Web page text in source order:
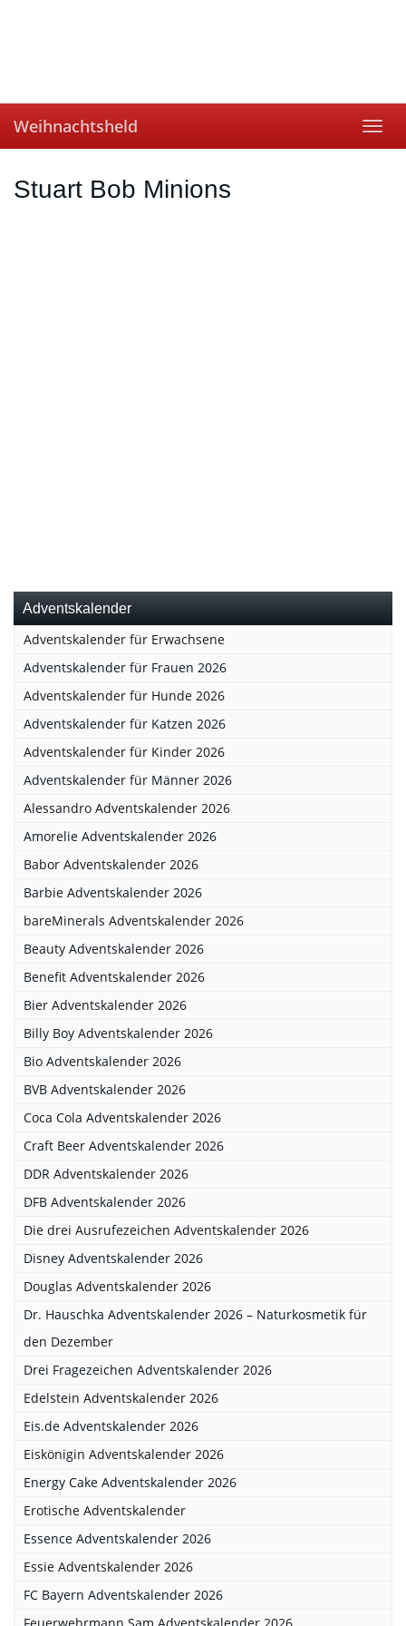
Weihnachtsheld
Stuart Bob Minions
Adventskalender
Adventskalender für Erwachsene
Adventskalender für Frauen 2026
Adventskalender für Hunde 2026
Adventskalender für Katzen 2026
Adventskalender für Kinder 2026
Adventskalender für Männer 2026
Alessandro Adventskalender 2026
Amorelie Adventskalender 2026
Babor Adventskalender 2026
Barbie Adventskalender 2026
bareMinerals Adventskalender 2026
Beauty Adventskalender 2026
Benefit Adventskalender 2026
Bier Adventskalender 2026
Billy Boy Adventskalender 2026
Bio Adventskalender 2026
BVB Adventskalender 2026
Coca Cola Adventskalender 2026
Craft Beer Adventskalender 2026
DDR Adventskalender 2026
DFB Adventskalender 2026
Die drei Ausrufezeichen Adventskalender 2026
Disney Adventskalender 2026
Douglas Adventskalender 2026
Dr. Hauschka Adventskalender 2026 – Naturkosmetik für
den Dezember
Drei Fragezeichen Adventskalender 2026
Edelstein Adventskalender 2026
Eis.de Adventskalender 2026
Eiskönigin Adventskalender 2026
Energy Cake Adventskalender 2026
Erotische Adventskalender
Essence Adventskalender 2026
Essie Adventskalender 2026
FC Bayern Adventskalender 2026